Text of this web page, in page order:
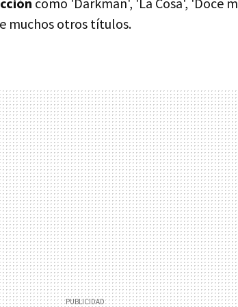
muchos otros títulos.